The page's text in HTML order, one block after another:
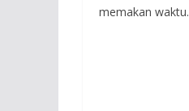
memakan waktu.